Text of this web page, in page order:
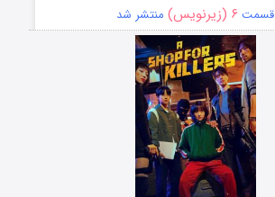
قسمت ۶ (زیرنویس) منتشر شد